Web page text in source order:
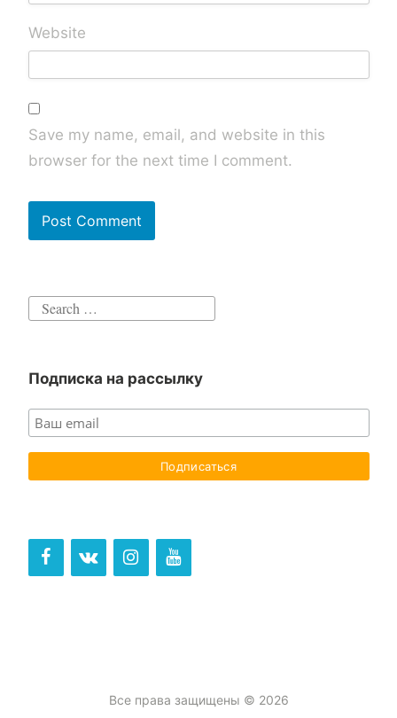
Website
Save my name, email, and website in this
browser for the next time I comment.
Search
Подписка на рассылку
Все права защищены © 2026